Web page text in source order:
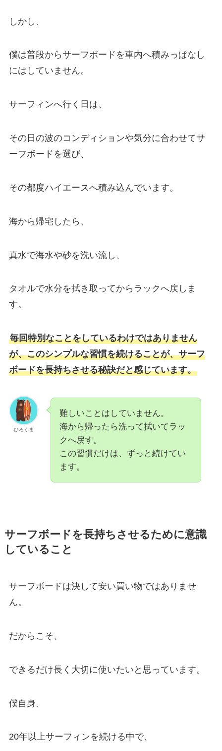
しかし、
僕は普段からサーフボードを車内へ積みっぱなし
にはしていません。
サーフィンへ行く日は、
その日の波のコンディションや気分に合わせてサ
ーフボードを選び、
その都度ハイエースへ積み込んでいます。
海から帰宅したら、
真水で海水や砂を洗い流し、
タオルで水分を拭き取ってからラックへ戻しま
す。
毎回特別なことをしているわけではありません
が、このシンプルな習慣を続けることが、サーフ
ボードを長持ちさせる秘訣だと感じています。
ひろくま
難しいことはしていません。
海から帰ったら洗って拭いてラッ
クへ戻す。
この習慣だけは、ずっと続けてい
ます。
サーフボードを長持ちさせるために意識
していること
サーフボードは決して安い買い物ではありませ
ん。
だからこそ、
できるだけ長く大切に使いたいと思っています。
僕自身、
20年以上サーフィンを続ける中で、